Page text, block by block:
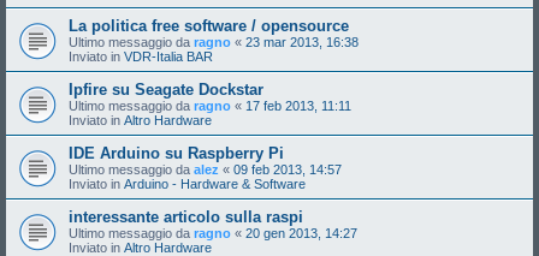
La politica free software / opensource
Ultimo messaggio da ragno « 23 mar 2013, 16:38
Inviato in VDR-Italia BAR
Ipfire su Seagate Dockstar
Ultimo messaggio da ragno « 17 feb 2013, 11:11
Inviato in Altro Hardware
IDE Arduino su Raspberry Pi
Ultimo messaggio da alez « 09 feb 2013, 14:57
Inviato in Arduino - Hardware & Software
interessante articolo sulla raspi
Ultimo messaggio da ragno « 20 gen 2013, 14:27
Inviato in Altro Hardware